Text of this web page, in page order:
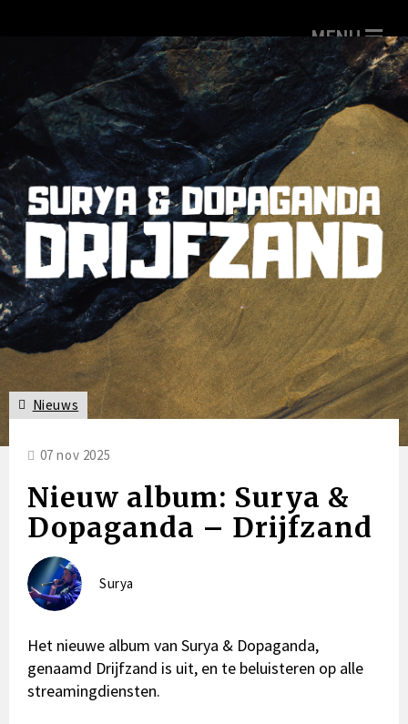
Nieuws
Nieuw album: Surya &
Dopaganda – Drijfzand
Surya
07 nov 2025
Het nieuwe album van Surya & Dopaganda,
genaamd Drijfzand is uit, en te beluisteren op alle
streamingdiensten.